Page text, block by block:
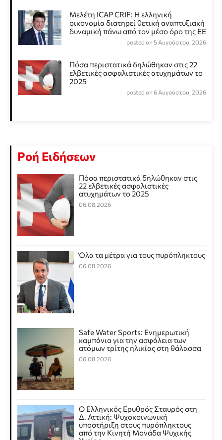
Μελέτη ICAP CRIF: Η ελληνική
οικονομία διατηρεί θετική αναπτυξιακή
δυναμική πάνω από τον μέσο όρο της ΕΕ
posted on 5 Αυγούστου, 2026
Πόσα περιστατικά δηλώθηκαν στις 22
ελβετικές ασφαλιστικές ατυχημάτων το
2025
posted on 6 Αυγούστου, 2026
Ροή Ειδήσεων
Πόσα περιστατικά δηλώθηκαν στις
22 ελβετικές ασφαλιστικές
ατυχημάτων το 2025
06.08.2026
Όλα τα μέτρα για τους πυρόπληκτους
06.08.2026
Safe Water Sports: Eνημερωτική
καμπάνια για την ασφάλεια των
ατόμων τρίτης ηλικίας στη θάλασσα
06.08.2026
Ο Ελληνικός Ερυθρός Σταυρός στη
Δ. Αττική: Ψυχοκοινωνική
υποστήριξη στους πυρόπληκτους
από την Κινητή Μονάδα Ψυχικής